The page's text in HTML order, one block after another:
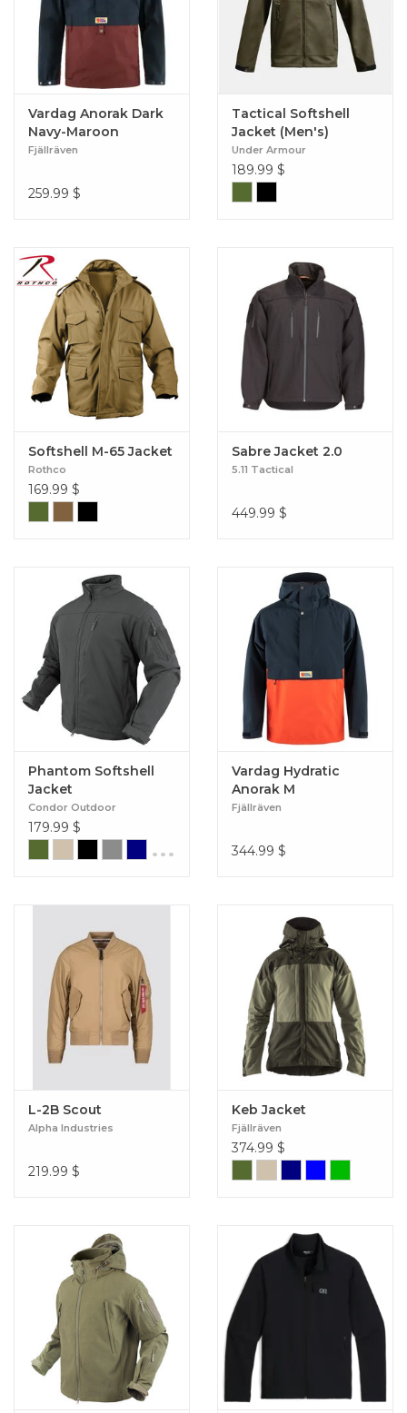
Vardag Anorak Dark
Navy-Maroon
Fjällräven
259.99 $
Tactical Softshell
Jacket (Men's)
Under Armour
189.99 $
Softshell M-65 Jacket
Rothco
169.99 $
Sabre Jacket 2.0
5.11 Tactical
449.99 $
Phantom Softshell
Jacket
Condor Outdoor
179.99 $
...
Vardag Hydratic
Anorak M
Fjällräven
344.99 $
L-2B Scout
Alpha Industries
219.99 $
Keb Jacket
Fjällräven
374.99 $